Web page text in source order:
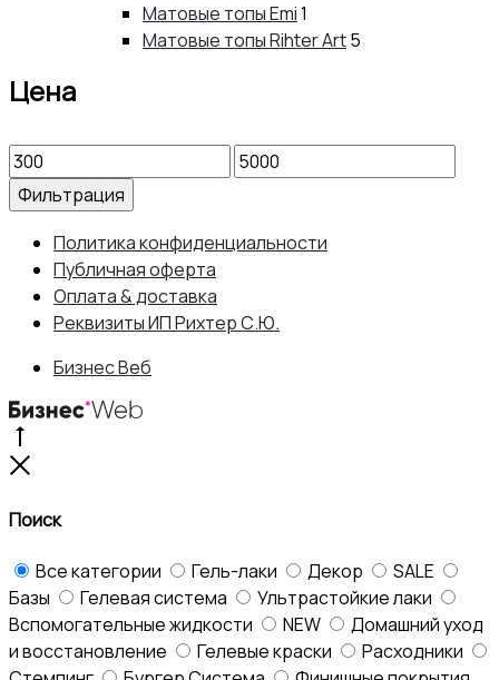
Матовые топы Emi1
Матовые топы Rihter Art5
Цена
Минимальная
цена
Максимальная
цена
Фильтрация
Политика конфиденциальности
Публичная оферта
Оплата & доставка
Реквизиты ИП Рихтер С.Ю.
Бизнес Веб
Поиск
Все категории Гель-лаки Декор
SALE
Базы
Гелевая система
Ультрастойкие лаки
Вспомогательные жидкости
NEW
Домашний уход
и восстановление
Гелевые краски
Расходники